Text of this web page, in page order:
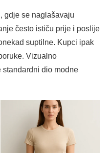
gdje se naglašavaju
često ističu prije i poslije
suptilne. Kupci ipak
Vizualno
dio modne